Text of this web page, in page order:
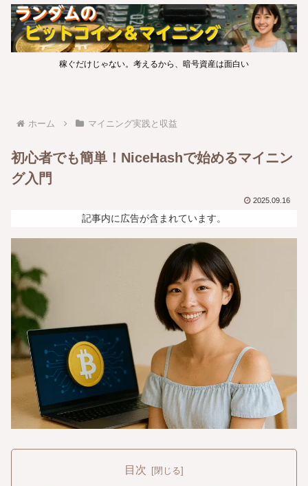
稼ぐだけじゃない。考えるから、暗号資産は面白い
ホーム マイニング実践と収益
初心者でも簡単！NiceHashで始めるマイニン
グ入門
2025.09.16
記事内に広告が含まれています。
目次